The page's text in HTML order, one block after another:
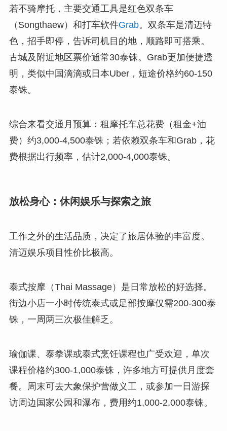
若不骑摩托，主要交通工具是红色双条车
（Songthaew）和打车软件Grab。双条车是清迈特
色，招手即停，告诉司机目的地，顺路即可搭乘。
古城及附近地区票价通常30泰铢。Grab更加便捷透
明，类似中国滴滴或日本Uber，短途价格约60-150
泰铢。
综合来看交通月预算：租摩托车总花费（租金+油
费）约3,000-4,500泰铢；若依赖双条车和Grab，花
费根据出行频率，估计2,000-4,000泰铢。
放松身心：休闲娱乐与探索之旅
工作之外的生活品质，决定了旅居体验的丰富度。
清迈娱乐项目性价比极高。
泰式按摩（Thai Massage）是日常放松的好选择。
街边小店一小时传统泰式或足部按摩仅需200-300泰
铢，一周两三次极佳解乏。
瑜伽课、泰拳课或泰式烹饪课程也广受欢迎，单次
课程价格约300-1,000泰铢，许多地方可提供月度套
餐。周末可去大象保护营做义工，或参加一日游探
访周边国家公园和瀑布，费用约1,000-2,000泰铢。